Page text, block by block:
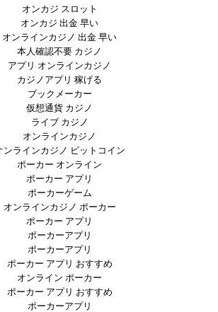
オンカジ スロット
オンカジ 出金 早い
オンラインカジノ 出金 早い
本人確認不要 カジノ
アプリ オンラインカジノ
カジノアプリ 稼げる
ブックメーカー
仮想通貨 カジノ
ライブ カジノ
オンラインカジノ
ンラインカジノ ビットコイン
ポーカー オンライン
ポーカー アプリ
ポーカーゲーム
オンラインカジノ ポーカー
ポーカー アプリ
ポーカーアプリ
ポーカーアプリ
ポーカー アプリ おすすめ
オンライン ポーカー
ポーカー アプリ おすすめ
ポーカーアプリ